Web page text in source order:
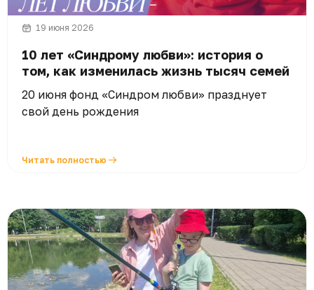
19 июня 2026
10 лет «Синдрому любви»: история о
том, как изменилась жизнь тысяч семей
20 июня фонд «Синдром любви» празднует
свой день рождения
Читать полностью